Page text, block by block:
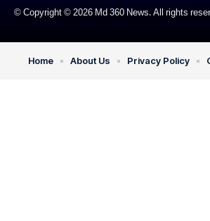
© Copyright © 2026 Md 360 News. All rights
Home About Us Privacy Policy